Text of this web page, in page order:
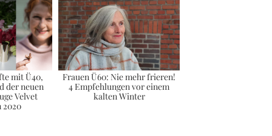
mit Ü40,
der neuen
Velvet
Frauen Ü60: Nie mehr frieren!
4 Empfehlungen vor einem
kalten Winter